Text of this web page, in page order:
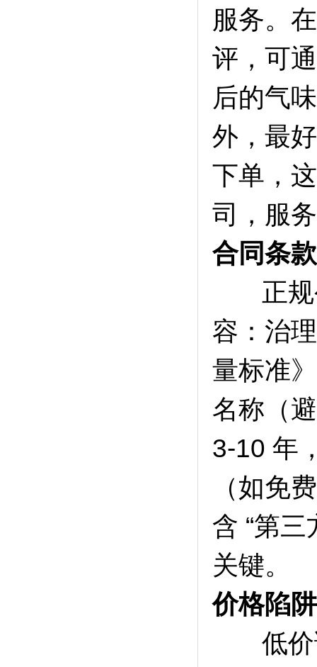
服务。
评，可
后的气
外，最
下单，
司，服
合同条
正规
容：治
量标准
名称（
3-10 年
（如免
含 “第
关键。
价格陷
低价